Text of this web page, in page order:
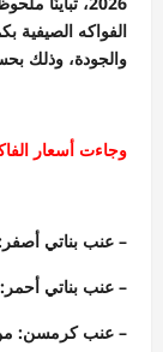
الفواكه الصيفية
والجودة، وذلك
وجاءت أسعار
– عنب بناتي أصفر: من 25 إلى
– عنب بناتي أحمر: من 25 إلى
– عنب كرمسن: من 30 إلى 45